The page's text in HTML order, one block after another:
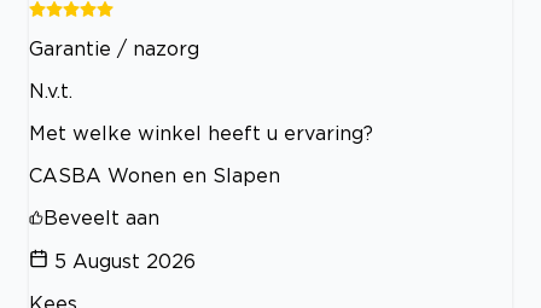
Garantie / nazorg
N.v.t.
Met welke winkel heeft u ervaring?
CASBA Wonen en Slapen
Beveelt aan
5 August 2026
Kees